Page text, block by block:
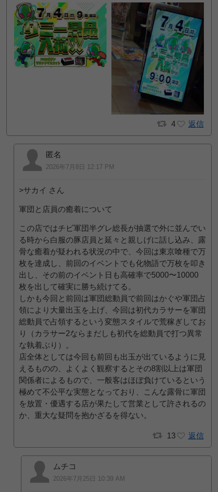
4 返信
匿名
2026年7月8日 12:17 PM
>サカイ さん
軍団と店員の癒着について
この店ではチビ軍団半グレ総長が抽選で外に並んでい
る時から白服の豚店員と延々と親しげに話し込み、露
骨な癒着が疑われる状況の中で、今回は東京喰種で万
枚を達成し、前回のイベントでも化物語で万枚を叩き
出し、その前のイベント日も高確率で5000〜10000
枚を出して確実に勝ち続けてる。
しかも今回と前回は軍団総動員で前回はかぐや軍団占
領により大量出玉を上げ、今回は初代カラサーを軍団
総動員で占領するという変態スタイルで荒稼ぎしてお
り（カラサー2ならまだしも初代を総動員で打つ異常
な執着ぶり）。
店全体としては今回も前回も出玉が出ているように見
えるものの、よくよく観察するとその8割以上は軍団
関係者によるもので、一般客はほぼ負けているという
極めて不公平な実態となっており、こんな露骨に軍団
を放置・優遇する店が果たして営業として許されるの
か、重大な疑問を抱かざるを得ない。
13 返信
ムチコ
2026年7月25日 10:39 AM